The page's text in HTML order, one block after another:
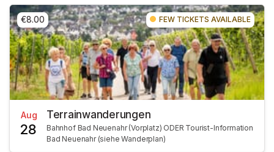
€8.00 FEW TICKETS AVAILABLE
Aug
28
Terrainwanderungen
Bahnhof Bad Neuenahr (Vorplatz) ODER Tourist-Information
Bad Neuenahr (siehe Wanderplan)